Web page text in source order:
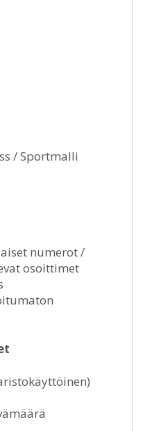
/ Sportmalli
numerot /
osoittimet